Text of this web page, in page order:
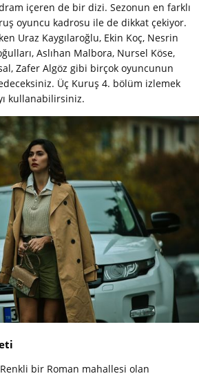
içeren de bir dizi. Sezonun en farklı
oyuncu kadrosu ile de dikkat çekiyor.
Uraz Kaygılaroğlu, Ekin Koç, Nesrin
Aslıhan Malbora, Nursel Köse,
Zafer Algöz gibi birçok oyuncunun
Üç Kuruş 4. bölüm izlemek
kullanabilirsiniz.
bir Roman mahallesi olan